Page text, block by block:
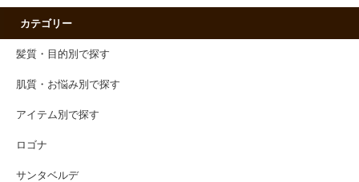
カテゴリー
髪質・目的別で探す
肌質・お悩み別で探す
アイテム別で探す
ロゴナ
サンタベルデ